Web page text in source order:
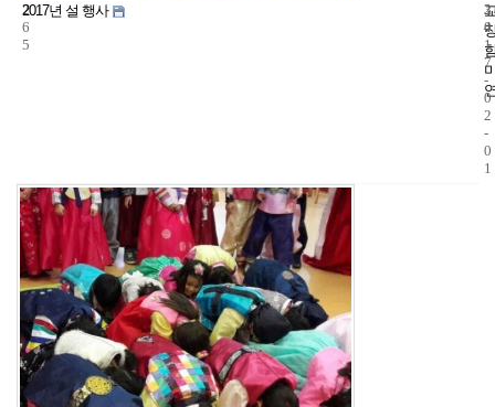
2
6
5
2017년 설 행사
3
4
2
0
1
7
-
0
2
-
0
1